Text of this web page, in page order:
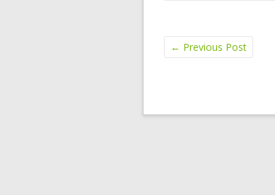
← Previous Post